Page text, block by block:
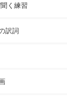
く練習
訳詞